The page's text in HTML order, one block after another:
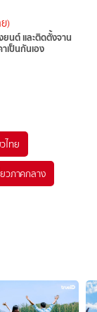
)
นต์ และติดตั้งจาน
เป็นกันเอง
ไทย
วภาคกลาง